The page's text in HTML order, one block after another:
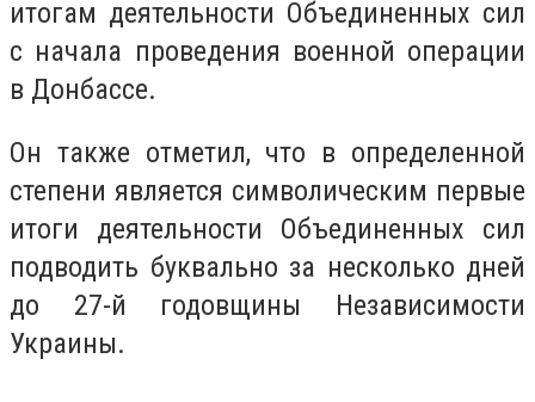
итогам деятельности Объединенных сил
с начала проведения военной операции
в Донбассе.
Он также отметил, что в определенной
степени является символическим первые
итоги деятельности Объединенных сил
подводить буквально за несколько дней
до 27-й годовщины Независимости
Украины.